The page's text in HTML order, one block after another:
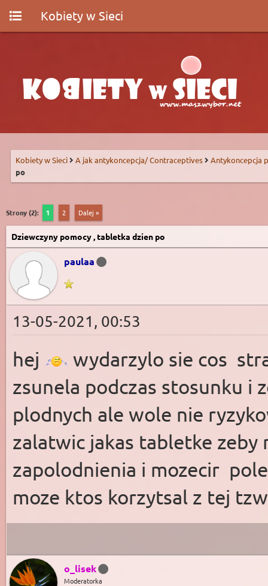
Kobiety w Sieci
Kobiety w Sieci A jak antykoncepcja/ Contraceptives
Antykoncepcja
po
Strony (2): 1 2 Dalej »
Dziewczyny pomocy , tabletka dzien po
paulaa
13-05-2021, 00:53
hej
wydarzylo sie cos
zsunela podczas stosunku i
plodnych ale wole nie
zalatwic jakas tabletke zeby
zapolodnienia i mozecir
moze ktos korzytsal z tej
o_lisek
Moderatorka